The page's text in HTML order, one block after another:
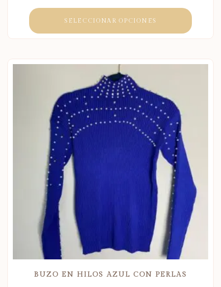
SELECCIONAR OPCIONES
BUZO EN HILOS AZUL CON PERLAS